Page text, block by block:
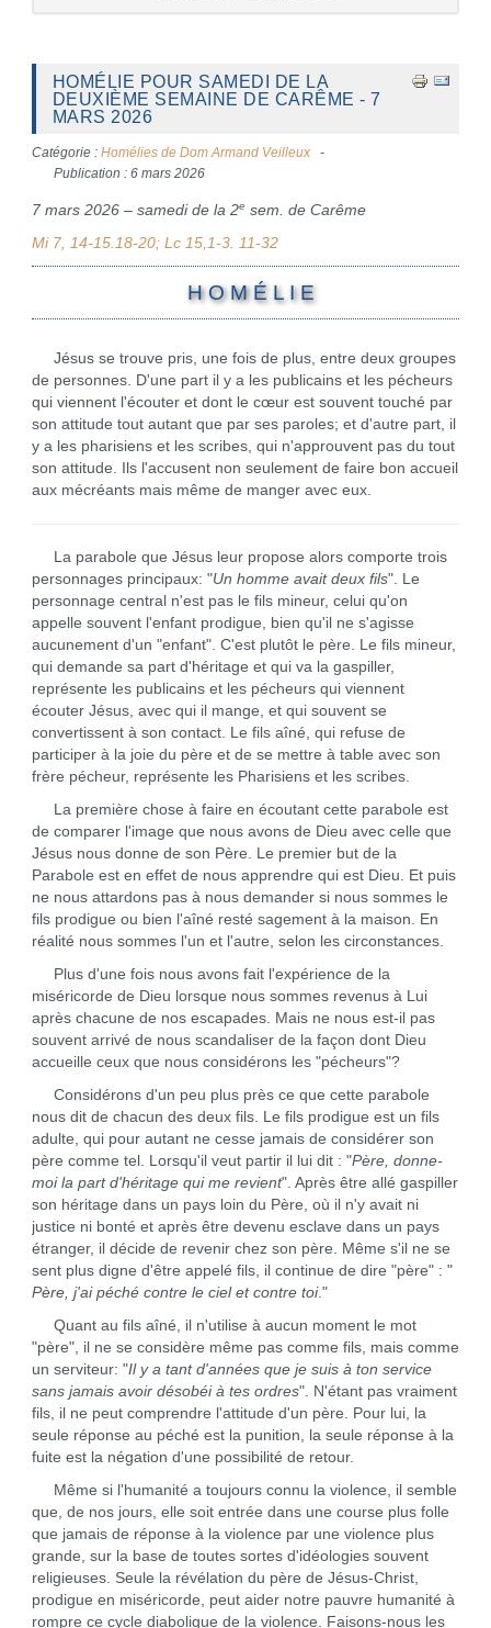
HOMÉLIE POUR SAMEDI DE LA
DEUXIÈME SEMAINE DE CARÊME - 7
MARS 2026
Catégorie : Homélies de Dom Armand Veilleux
Publication : 6 mars 2026
7 mars 2026 – samedi de la 2e sem. de Carême
Mi 7, 14-15.18-20; Lc 15,1-3. 11-32
H O M É L I E
Jésus se trouve pris, une fois de plus, entre deux groupes
de personnes. D'une part il y a les publicains et les pécheurs
qui viennent l'écouter et dont le cœur est souvent touché par
son attitude tout autant que par ses paroles; et d'autre part, il
y a les pharisiens et les scribes, qui n'approuvent pas du tout
son attitude. Ils l'accusent non seulement de faire bon accueil
aux mécréants mais même de manger avec eux.
La parabole que Jésus leur propose alors comporte trois
personnages principaux: "Un homme avait deux fils". Le
personnage central n'est pas le fils mineur, celui qu'on
appelle souvent l'enfant prodigue, bien qu'il ne s'agisse
aucunement d'un "enfant". C'est plutôt le père. Le fils mineur,
qui demande sa part d'héritage et qui va la gaspiller,
représente les publicains et les pécheurs qui viennent
écouter Jésus, avec qui il mange, et qui souvent se
convertissent à son contact. Le fils aîné, qui refuse de
participer à la joie du père et de se mettre à table avec son
frère pécheur, représente les Pharisiens et les scribes.
La première chose à faire en écoutant cette parabole est
de comparer l'image que nous avons de Dieu avec celle que
Jésus nous donne de son Père. Le premier but de la
Parabole est en effet de nous apprendre qui est Dieu. Et puis
ne nous attardons pas à nous demander si nous sommes le
fils prodigue ou bien l'aîné resté sagement à la maison. En
réalité nous sommes l'un et l'autre, selon les circonstances.
Plus d'une fois nous avons fait l'expérience de la
miséricorde de Dieu lorsque nous sommes revenus à Lui
après chacune de nos escapades. Mais ne nous est-il pas
souvent arrivé de nous scandaliser de la façon dont Dieu
accueille ceux que nous considérons les "pécheurs"?
Considérons d'un peu plus près ce que cette parabole
nous dit de chacun des deux fils. Le fils prodigue est un fils
adulte, qui pour autant ne cesse jamais de considérer son
père comme tel. Lorsqu'il veut partir il lui dit : "Père, donne-
moi la part d'héritage qui me revient". Après être allé gaspiller
son héritage dans un pays loin du Père, où il n'y avait ni
justice ni bonté et après être devenu esclave dans un pays
étranger, il décide de revenir chez son père. Même s'il ne se
sent plus digne d'être appelé fils, il continue de dire "père" : "
Père, j'ai péché contre le ciel et contre toi."
Quant au fils aîné, il n'utilise à aucun moment le mot
"père", il ne se considère même pas comme fils, mais comme
un serviteur: "Il y a tant d'années que je suis à ton service
sans jamais avoir désobéi à tes ordres". N'étant pas vraiment
fils, il ne peut comprendre l'attitude d'un père. Pour lui, la
seule réponse au péché est la punition, la seule réponse à la
fuite est la négation d'une possibilité de retour.
Même si l'humanité a toujours connu la violence, il semble
que, de nos jours, elle soit entrée dans une course plus folle
que jamais de réponse à la violence par une violence plus
grande, sur la base de toutes sortes d'idéologies souvent
religieuses. Seule la révélation du père de Jésus-Christ,
prodigue en miséricorde, peut aider notre pauvre humanité à
rompre ce cycle diabolique de la violence. Faisons-nous les